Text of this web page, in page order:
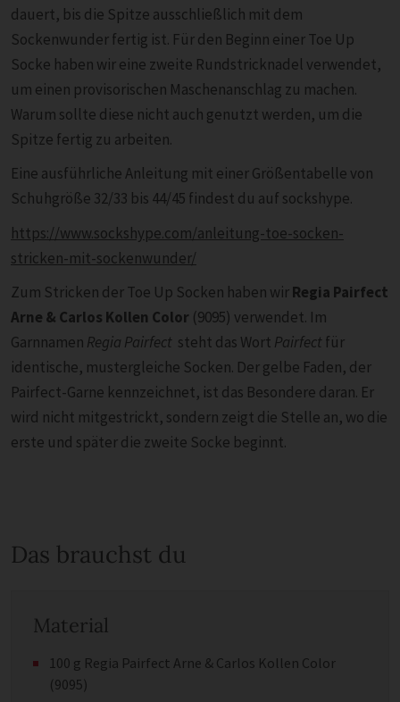
dauert, bis die Spitze ausschließlich mit dem
Sockenwunder fertig ist. Für den Beginn einer Toe Up
Socke haben wir eine zweite Rundstricknadel verwendet,
um einen provisorischen Maschenanschlag zu machen.
Warum sollte diese nicht auch genutzt werden, um die
Spitze fertig zu arbeiten.
Eine ausführliche Anleitung mit einer Größentabelle von
Schuhgröße 32/33 bis 44/45 findest du auf sockshype.
https://www.sockshype.com/anleitung-toe-socken-
stricken-mit-sockenwunder/
Zum Stricken der Toe Up Socken haben wirRegia Pairfect
Arne & Carlos Kollen Color (9095) verwendet. Im
Garnnamen Regia Pairfect steht das Wort Pairfect für
identische, mustergleiche Socken. Der gelbe Faden, der
Pairfect-Garne kennzeichnet, ist das Besondere daran. Er
wird nicht mitgestrickt, sondern zeigt die Stelle an, wo die
erste und später die zweite Socke beginnt.
Das brauchst du
Material
100 g Regia Pairfect Arne & Carlos Kollen Color
(9095)